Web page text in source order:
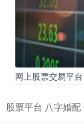
网上股票交易平
股票平台 八字婚